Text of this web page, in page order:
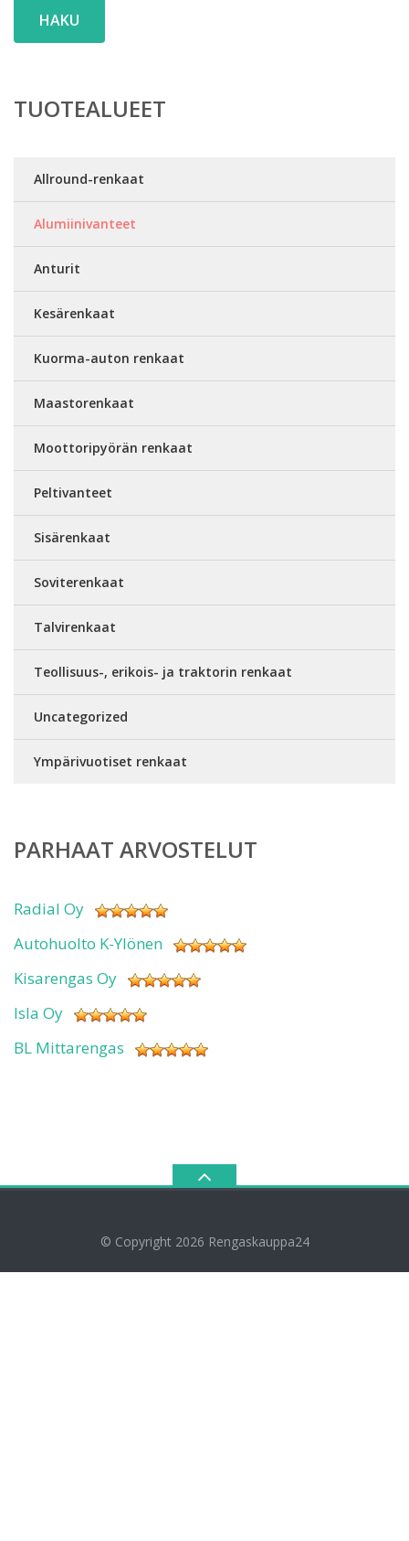
HAKU
TUOTEALUEET
Allround-renkaat
Alumiinivanteet
Anturit
Kesärenkaat
Kuorma-auton renkaat
Maastorenkaat
Moottoripyörän renkaat
Peltivanteet
Sisärenkaat
Soviterenkaat
Talvirenkaat
Teollisuus-, erikois- ja traktorin renkaat
Uncategorized
Ympärivuotiset renkaat
PARHAAT ARVOSTELUT
Radial Oy
Autohuolto K-Ylönen
Kisarengas Oy
Isla Oy
BL Mittarengas
© Copyright 2026 Rengaskauppa24